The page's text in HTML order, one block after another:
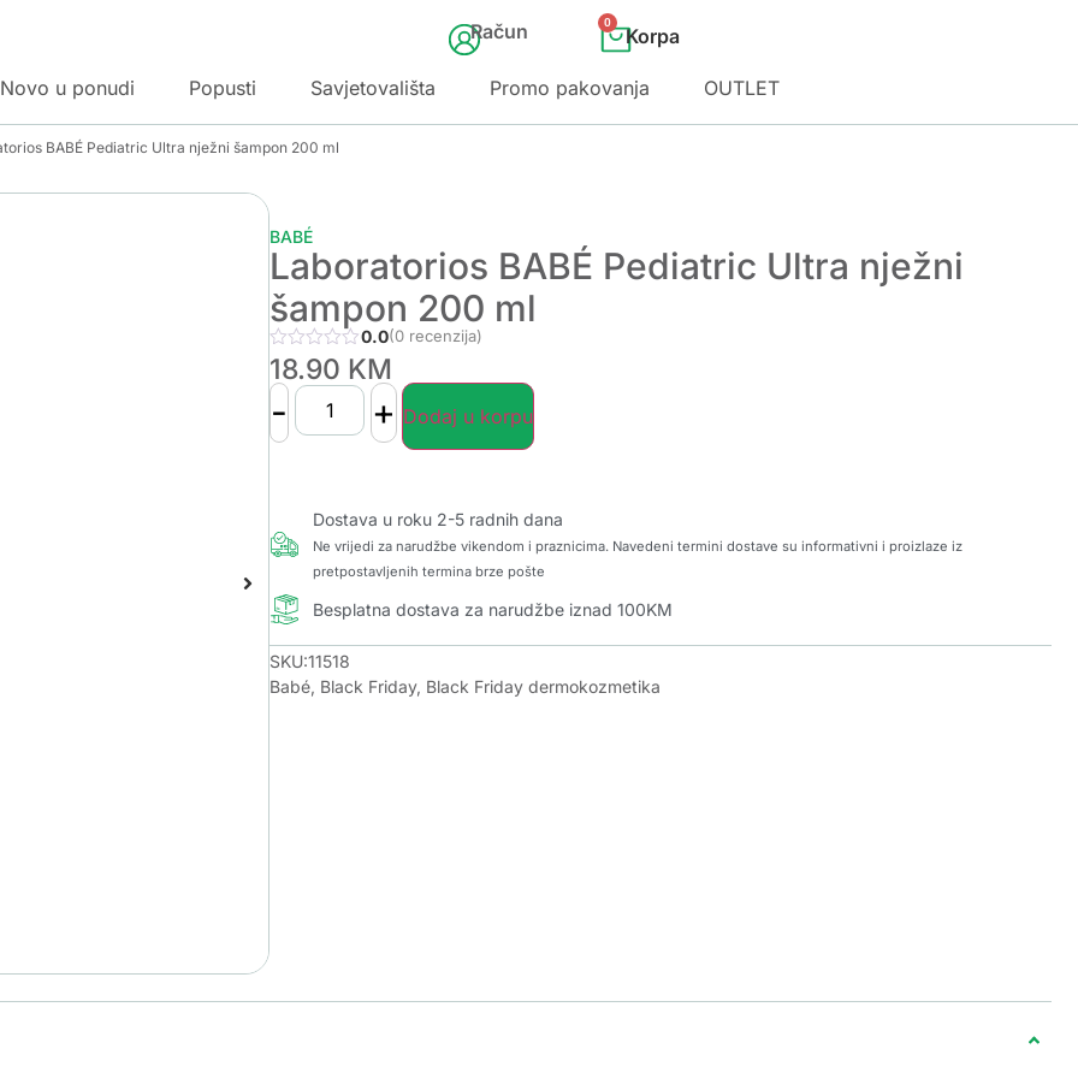
Račun 0
Novo u ponudi Popusti Savjetovališta Promo pakovanja OUTLET
BABÉ Pediatric Ultra nježni šampon 200 ml
BABÉ
Laboratorios BABÉ Pediatric Ultra nježni
šampon 200 ml
0.0(0 recenzija)
18.90 KM
- + Dodaj u korpu
Dostava u roku 2-5 radnih dana
Ne vrijedi za narudžbe vikendom i praznicima. Navedeni termini dostave su informativni i proizlaze iz
pretpostavljenih termina brze pošte
Besplatna dostava za narudžbe iznad 100KM
SKU:11518
Babé, Black Friday, Black Friday dermokozmetika